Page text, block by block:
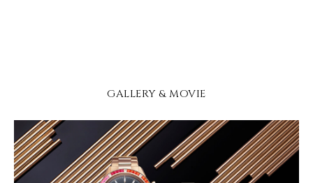
GALLERY & MOVIE